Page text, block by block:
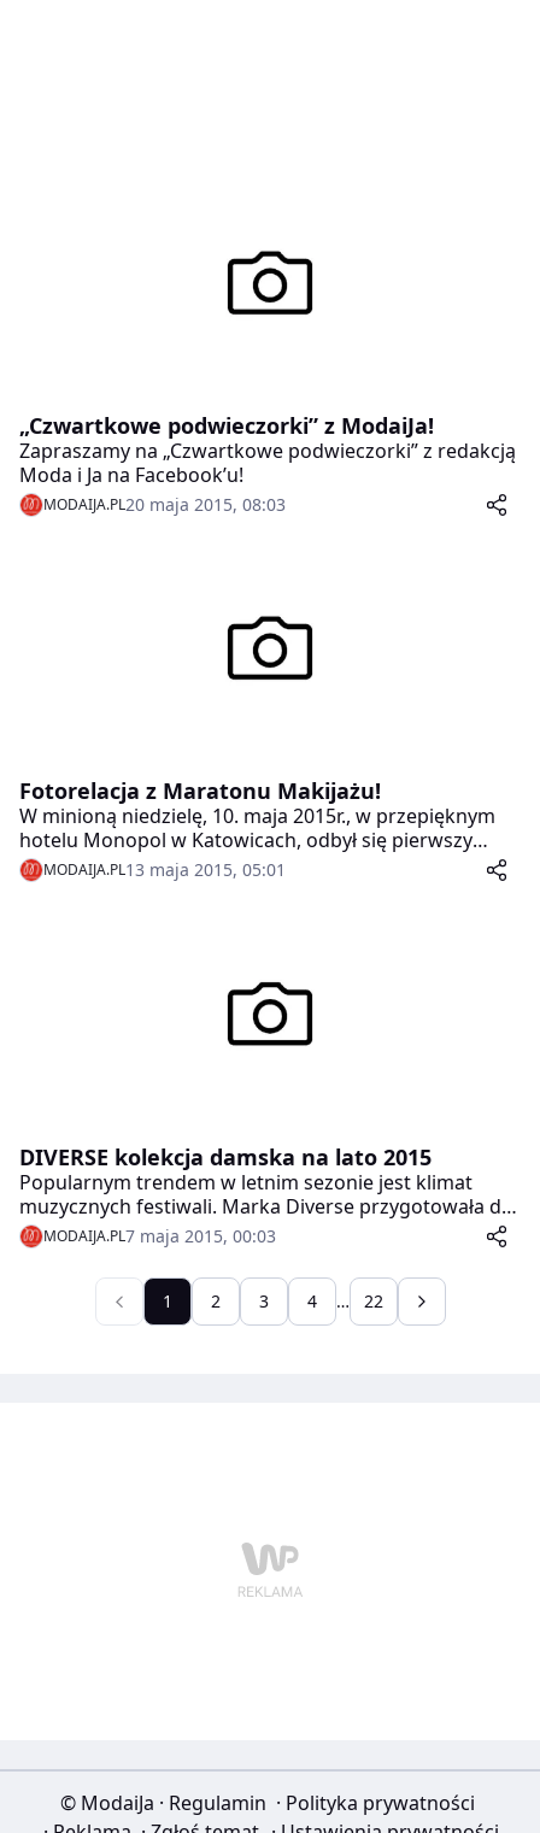
„Czwartkowe podwieczorki” z ModaiJa!
Zapraszamy na „Czwartkowe podwieczorki” z redakcją
Moda i Ja na Facebook’u!
MODAIJA.PL20 maja 2015, 08:03
Fotorelacja z Maratonu Makijażu!
W minioną niedzielę, 10. maja 2015r., w przepięknym
hotelu Monopol w Katowicach, odbył się pierwszy
Maraton Makijażu organizowany przez magazyn e –
makeupownia, na którym można było podziwiać pracę
MODAIJA.PL13 maja 2015, 05:01
DIVERSE kolekcja damska na lato 2015
Popularnym trendem w letnim sezonie jest klimat
muzycznych festiwali. Marka Diverse przygotowała dla
swoich Klientek, miłośniczek letnich, nieformalnych
stylizacji i plenerowych imprez, kolekcję Everydays
Festiwal.
MODAIJA.PL7 maja 2015, 00:03
1 2 3 4 … 22
© ModaiJa · Regulamin · Polityka prywatności